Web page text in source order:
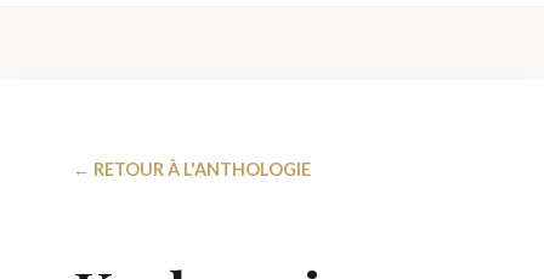
← RETOUR À L'ANTHOLOGIE